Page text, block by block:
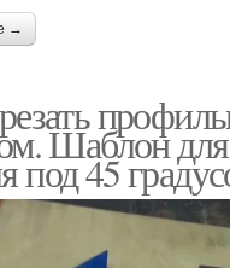
→
Шаблон
под 45